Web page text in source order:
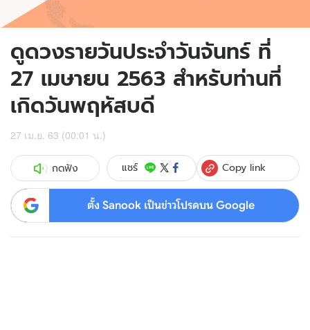
ดูดวงรายวันประจำวันจันทร์ ที่
27 เมษายน 2563 สำหรับท่านที่
เกิดวันพฤหัสบดี
27 เม.ย. 63 (00:01 น.)
กดฟัง แชร์ Copy link
ตั้ง Sanook เป็นข่าวโปรดบน Google